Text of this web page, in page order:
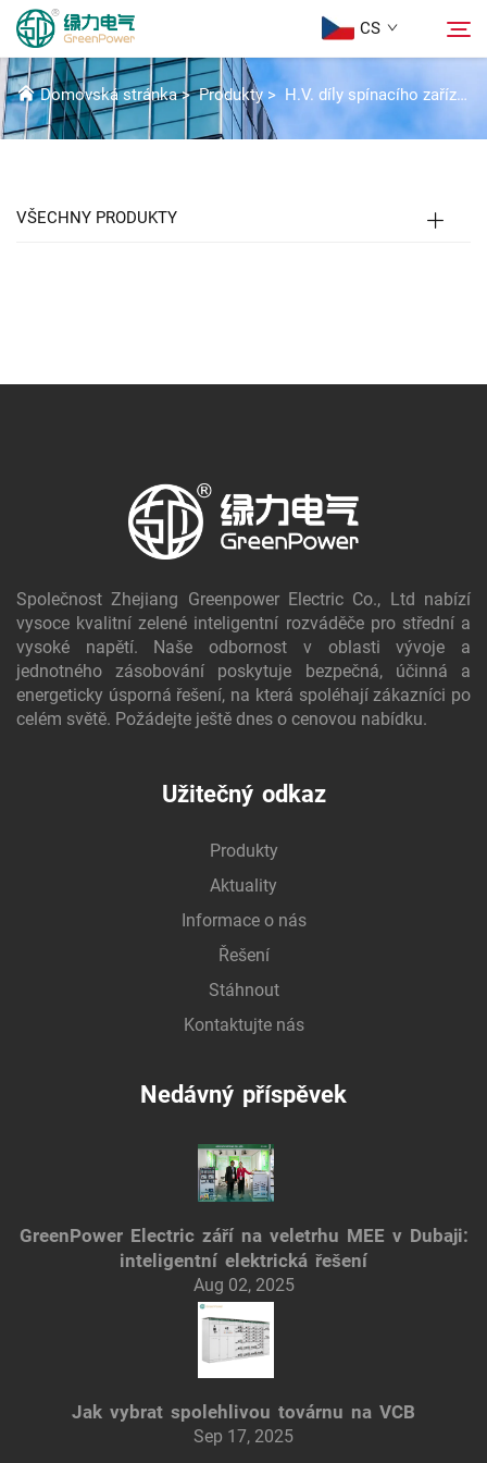
CS
Produkty
SESTAVA ROLETY
Domovská stránka>Produkty > H.V. díly spínacího zařízení
VŠECHNY PRODUKTY
Společnost Zhejiang Greenpower Electric Co., Ltd nabízí
vysoce kvalitní zelené inteligentní rozváděče pro střední a
vysoké napětí. Naše odbornost v oblasti vývoje a
jednotného zásobování poskytuje bezpečná, účinná a
energeticky úsporná řešení, na která spoléhají zákazníci po
celém světě. Požádejte ještě dnes o cenovou nabídku.
Užitečný odkaz
Produkty
Aktuality
Informace o nás
Řešení
Stáhnout
Kontaktujte nás
Nedávný příspěvek
GreenPower Electric září na veletrhu MEE v Dubaji:
inteligentní elektrická řešení
Aug 02, 2025
Jak vybrat spolehlivou továrnu na VCB
Sep 17, 2025